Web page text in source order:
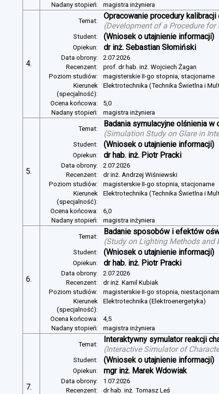
Nadany stopień:
magistra inżyniera
4.
Temat:
Opracowanie procedury
(Development of a Procedure for
Student: (Wniosek o utajnienie informacji)
Opiekun: dr inż. Sebastian Słomiński
Data obrony:
2.07.2026
Recenzent:
prof. dr hab. inż. Wojciech Żagan
Poziom studiów:
magisterskie II-go stopnia, stacjonarne
Kierunek
(specjalność):
Elektrotechnika (Technika Świetlna i
Ocena końcowa:
5,0
Nadany stopień:
magistra inżyniera
5.
Temat:
Badania symulacyjne olśnienia
(Simulation Study on Glare in
Student: (Wniosek o utajnienie informacji)
Opiekun: dr hab. inż. Piotr Pracki
Data obrony:
2.07.2026
Recenzent:
dr inż. Andrzej Wiśniewski
Poziom studiów:
magisterskie II-go stopnia, stacjonarne
Kierunek
(specjalność):
Elektrotechnika (Technika Świetlna i
Ocena końcowa:
6,0
Nadany stopień:
magistra inżyniera
6.
Temat:
Badanie sposobów i efektów
(Study on Lighting Methods and
Student: (Wniosek o utajnienie informacji)
Opiekun: dr hab. inż. Piotr Pracki
Data obrony:
2.07.2026
Recenzent:
dr inż. Kamil Kubiak
Poziom studiów:
magisterskie II-go stopnia,
Kierunek
(specjalność):
Elektrotechnika (Elektroenergetyka)
Ocena końcowa:
4,5
Nadany stopień:
magistra inżyniera
7.
Temat:
Interaktywny symulator reakcji
(Interactive Simulator of
Student: (Wniosek o utajnienie informacji)
Opiekun: mgr inż. Marek Wdowiak
Data obrony:
1.07.2026
Recenzent:
dr hab. inż. Tomasz Leś